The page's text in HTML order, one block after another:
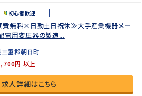
初心者歓迎
費無料×日勤土日祝休≫大手産業機器メー
電用変圧器の製造...
三重郡朝日町
円 以上
求人詳細はこちら